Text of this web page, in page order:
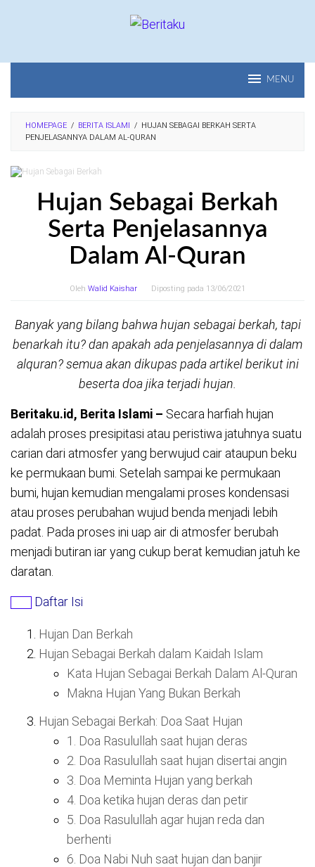
MENU
HOMEPAGE / BERITA ISLAMI /
HUJAN SEBAGAI BERKAH SERTA
PENJELASANNYA DALAM AL-QURAN
Hujan Sebagai Berkah
Serta Penjelasannya
Dalam Al-Quran
Oleh Walid Kaishar Diposting pada 13/06/2021
Banyak yang bilang bahwa hujan sebagai berkah, tapi
benarkah itu? dan apakah ada penjelasannya di dalam
alquran? semua akan dikupas pada artikel berikut ini
beserta doa jika terjadi hujan.
Beritaku.id, Berita Islami – Secara harfiah hujan
adalah proses presipitasi atau peristiwa jatuhnya suatu
carian dari atmosfer yang berwujud cair ataupun beku
ke permukaan bumi. Setelah sampai ke permukaan
bumi, hujan kemudian mengalami proses kondensasi
atau proses perubahan wujud benda menjadi lebih
padat. Pada proses ini uap air di atmosfer berubah
menjadi butiran iar yang cukup berat kemudian jatuh ke
daratan.
Daftar Isi
Hujan Dan Berkah
Hujan Sebagai Berkah dalam Kaidah Islam
Kata Hujan Sebagai Berkah Dalam Al-Quran
Makna Hujan Yang Bukan Berkah
Hujan Sebagai Berkah: Doa Saat Hujan
1. Doa Rasulullah saat hujan deras
2. Doa Rasulullah saat hujan disertai angin
3. Doa Meminta Hujan yang berkah
4. Doa ketika hujan deras dan petir
5. Doa Rasulullah agar hujan reda dan
berhenti
6. Doa Nabi Nuh saat hujan dan banjir